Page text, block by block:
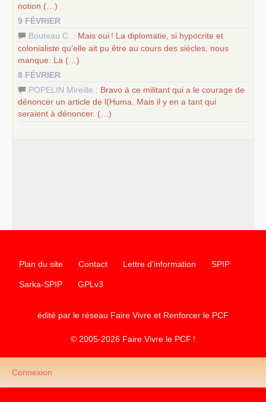
notion (…)
9 FÉVRIER
Bouteau C. : Mais oui ! La diplomatie, si hypocrite et
colonialiste qu’elle ait pu être au cours des siècles, nous
manque. La (…)
8 FÉVRIER
POPELIN Mireille : Bravo à ce militant qui a le courage de
dénoncer un article de l(Huma. Mais il y en a tant qui
seraient à dénoncer. (…)
Plan du site Contact Lettre d'information SPIP
Sarka-SPIP GPLv3
édité par le réseau Faire Vivre et Renforcer le PCF
© 2005-2026 Faire Vivre le PCF !
Connexion